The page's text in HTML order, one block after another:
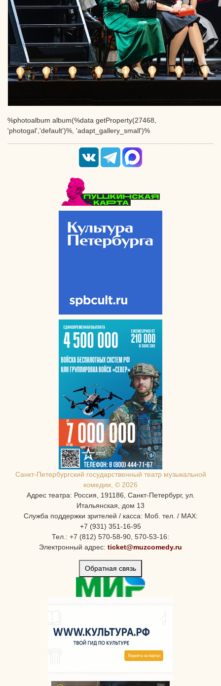
%photoalbum album(%data getProperty(27468,
'photogal','default')%, 'adapt_gallery_small')%
Санкт-Петербургcкий государственный театр музыкальной
комедии, © 2026
Адрес театра: Россия, 191186, Санкт-Петербург, ул.
Итальянская, дом 13
Служба поддержки зрителей / касса: Моб. тел. / MAX:
+7 (931) 351-16-95
Тел.: +7 (812) 570-58-90, 570-53-16:
Электронный адрес: ticket@muzcomedy.ru
Обратная связь